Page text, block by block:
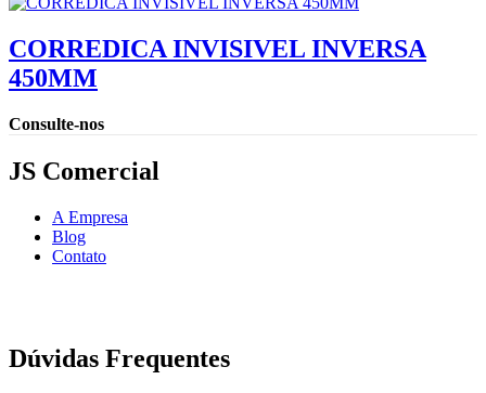
CORREDICA INVISIVEL INVERSA
450MM
Consulte-nos
JS Comercial
A Empresa
Blog
Contato
Dúvidas Frequentes